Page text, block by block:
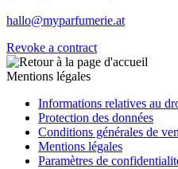
hallo@myparfumerie.at
Revoke a contract
Mentions légales
Informations relatives au
Protection des données
Conditions générales de
Mentions légales
Paramètres de